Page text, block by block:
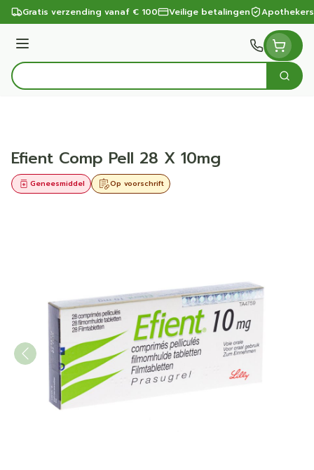
Ga naar de inhoud
Gratis verzending vanaf € 100 Veilige betalingen
Menu
Product, merk, categorie...
Zoek
Efient Comp Pell 28 X 10mg
Op voorschrift
Geneesmiddel